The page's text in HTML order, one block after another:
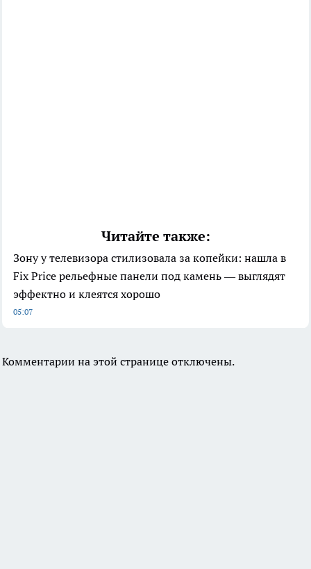
Читайте также:
Зону у телевизора стилизовала за копейки: нашла в
Fix Price рельефные панели под камень — выглядят
эффектно и клеятся хорошо
05:07
Комментарии на этой странице отключены.